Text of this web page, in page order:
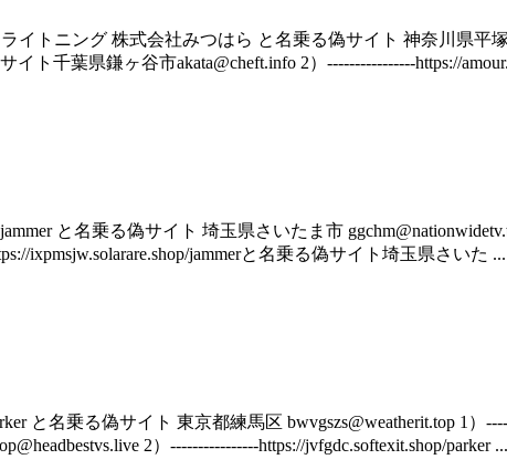
イトニング 株式会社みつはら と名乗る偽サイト 神奈川県平塚
ト千葉県鎌ヶ谷市akata@cheft.info 2）----------------https://
と名乗る偽サイト 埼玉県さいたま市
ixpmsjw.solarare.shop/jammerと名乗る偽サイト埼玉県さいた ...
と名乗る偽サイト 東京都練馬区 bwvgszs@weatherit.top 1）
2）----------------https://jvfgdc.softexit.shop/parker ...